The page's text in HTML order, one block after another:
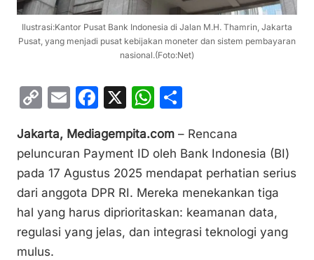
Ilustrasi:Kantor Pusat Bank Indonesia di Jalan M.H. Thamrin, Jakarta
Pusat, yang menjadi pusat kebijakan moneter dan sistem pembayaran
nasional.(Foto:Net)
C
p
y
Li
n
k
E
ai
l
F
c
e
b
o
o
X
W
at
s
A
p
p
ar
e
Jakarta, Mediagempita.com – Rencana
peluncuran Payment ID oleh Bank Indonesia (BI)
pada 17 Agustus 2025 mendapat perhatian serius
dari anggota DPR RI. Mereka menekankan tiga
hal yang harus diprioritaskan: keamanan data,
regulasi yang jelas, dan integrasi teknologi yang
mulus.